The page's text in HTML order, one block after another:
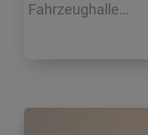
Fahrzeughalle…